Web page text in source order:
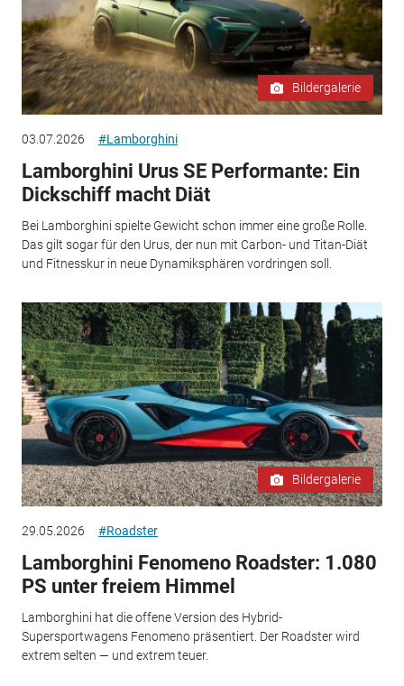
Bildergalerie
03.07.2026 #Lamborghini
Lamborghini Urus SE Performante: Ein
Dickschiff macht Diät
Bei Lamborghini spielte Gewicht schon immer eine große Rolle.
Das gilt sogar für den Urus, der nun mit Carbon- und Titan-Diät
und Fitnesskur in neue Dynamiksphären vordringen soll.
Bildergalerie
29.05.2026 #Roadster
Lamborghini Fenomeno Roadster: 1.080
PS unter freiem Himmel
Lamborghini hat die offene Version des Hybrid-
Supersportwagens Fenomeno präsentiert. Der Roadster wird
extrem selten — und extrem teuer.